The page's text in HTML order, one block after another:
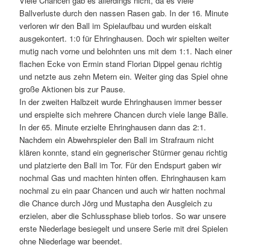
Ballverluste durch den nassen Rasen gab. In der 16. Minute
verloren wir den Ball im Spielaufbau und wurden eiskalt
ausgekontert. 1:0 für Ehringhausen. Doch wir spielten weiter
mutig nach vorne und belohnten uns mit dem 1:1. Nach einer
flachen Ecke von Ermin stand Florian Dippel genau richtig
und netzte aus zehn Metern ein. Weiter ging das Spiel ohne
große Aktionen bis zur Pause.
In der zweiten Halbzeit wurde Ehringhausen immer besser
und erspielte sich mehrere Chancen durch viele lange Bälle.
In der 65. Minute erzielte Ehringhausen dann das 2:1.
Nachdem ein Abwehrspieler den Ball im Strafraum nicht
klären konnte, stand ein gegnerischer Stürmer genau richtig
und platzierte den Ball im Tor. Für den Endspurt gaben wir
nochmal Gas und machten hinten offen. Ehringhausen kam
nochmal zu ein paar Chancen und auch wir hatten nochmal
die Chance durch Jörg und Mustapha den Ausgleich zu
erzielen, aber die Schlussphase blieb torlos. So war unsere
erste Niederlage besiegelt und unsere Serie mit drei Spielen
ohne Niederlage war beendet.